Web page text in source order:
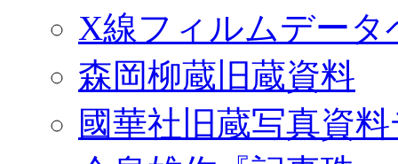
X線フィルムデータ
森岡柳蔵旧蔵資料
國華社旧蔵写真資